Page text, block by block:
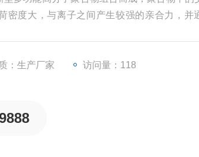
密度大，与离子之间产生较强的亲合力，并
：生产厂家 访问量：118